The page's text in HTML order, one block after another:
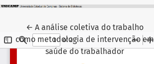
←Voltar aos Detalhes do Artigo
A análise coletiva do trabalho
como metodologia de intervenção em
saúde do trabalhador